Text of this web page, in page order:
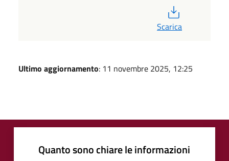
Scarica
Ultimo aggiornamento: 11 novembre 2025, 12:25
Quanto sono chiare le informazioni